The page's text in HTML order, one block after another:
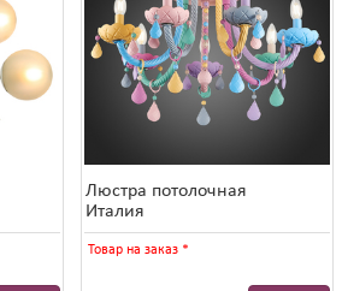
Люстра потолочная
Италия
Товар на заказ *